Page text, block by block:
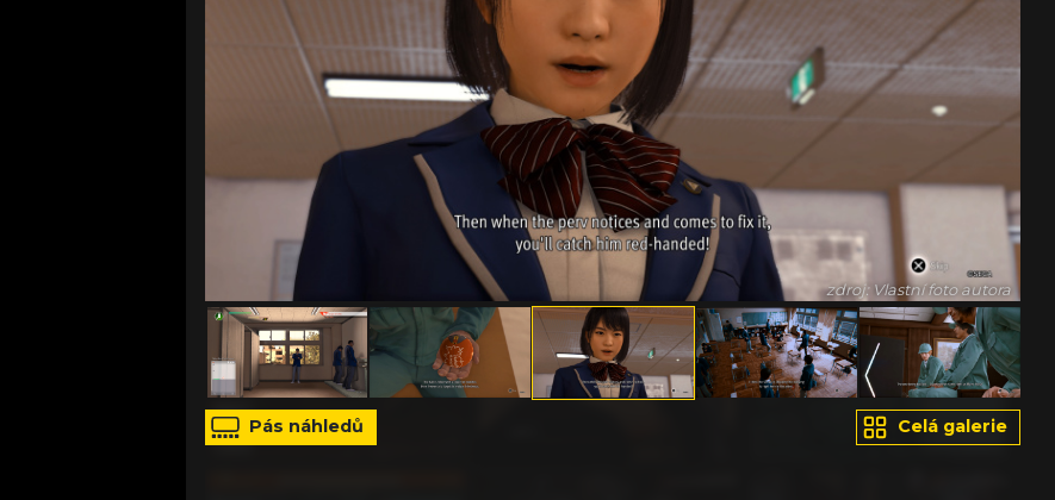
zdroj: Vlastní foto autora
Pás náhledů Celá galerie